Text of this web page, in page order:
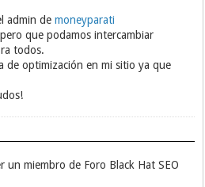
admin demoneyparati
que podamos intercambiar
todos.
de optimización en mi sitio ya que
un miembro de Foro Black Hat SEO